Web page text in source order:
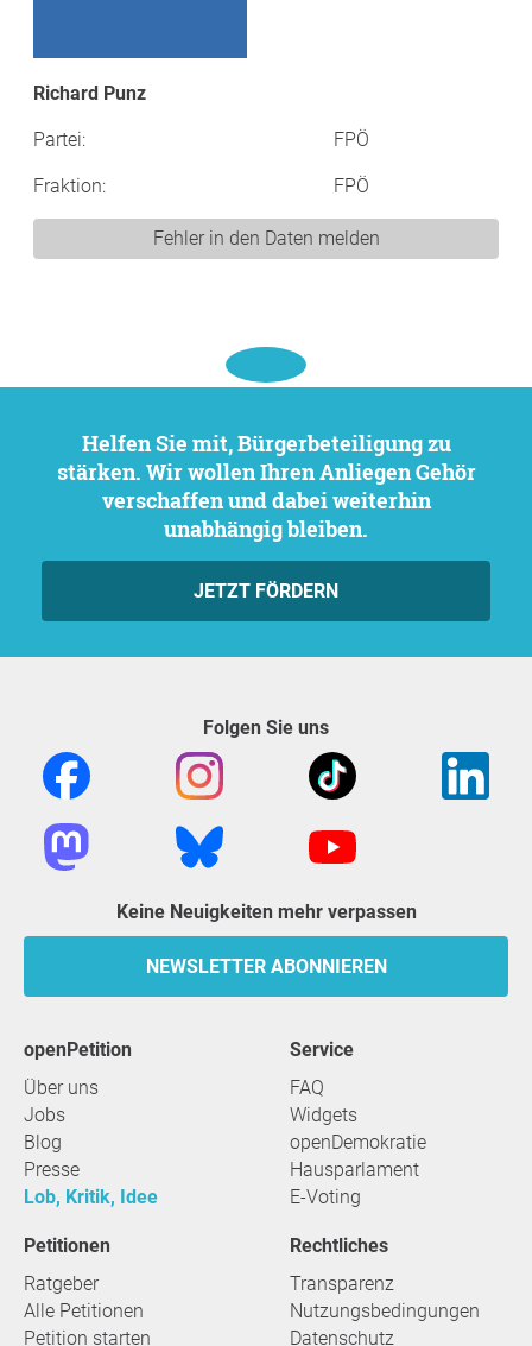
Richard Punz
Partei: FPÖ
Fraktion: FPÖ
Fehler in den Daten melden
Helfen Sie mit, Bürgerbeteiligung zu
stärken. Wir wollen Ihren Anliegen Gehör
verschaffen und dabei weiterhin
unabhängig bleiben.
JETZT FÖRDERN
Folgen Sie uns
Keine Neuigkeiten mehr verpassen
NEWSLETTER ABONNIEREN
openPetition
Über uns
Jobs
Blog
Presse
Lob, Kritik, Idee
Service
FAQ
Widgets
openDemokratie
Hausparlament
E-Voting
Petitionen
Ratgeber
Alle Petitionen
Petition starten
Rechtliches
Transparenz
Nutzungsbedingungen
Datenschutz